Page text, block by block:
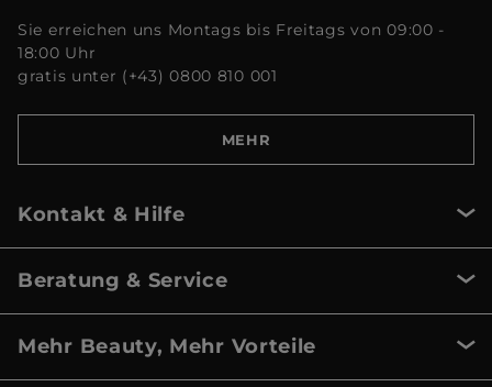
Sie erreichen uns Montags bis Freitags von 09:00 -
18:00 Uhr
gratis unter (+43) 0800 810 001
MEHR
Kontakt & Hilfe
Beratung & Service
Mehr Beauty, Mehr Vorteile